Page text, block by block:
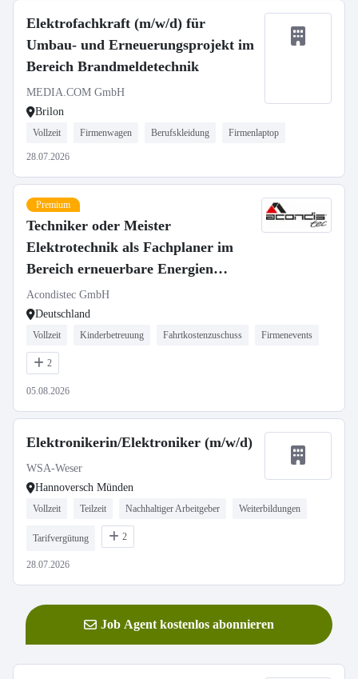
Elektrofachkraft (m/w/d) für
Umbau- und Erneuerungsprojekt im
Bereich Brandmeldetechnik
MEDIA.COM GmbH
Brilon
Vollzeit Firmenwagen Berufskleidung Firmenlaptop
28.07.2026
Premium
Techniker oder Meister
Elektrotechnik als Fachplaner im
Bereich erneuerbare Energien
(m/w/d)
Acondistec GmbH
Deutschland
Vollzeit Kinderbetreuung Fahrtkostenzuschuss Firmenevents
2
05.08.2026
Elektronikerin/Elektroniker (m/w/d)
WSA-Weser
Hannoversch Münden
Vollzeit Teilzeit Nachhaltiger Arbeitgeber Weiterbildungen
Tarifvergütung 2
28.07.2026
Job Agent kostenlos abonnieren